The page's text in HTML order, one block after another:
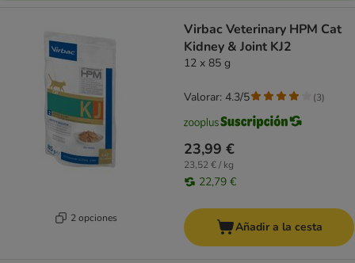
2 opciones
Virbac Veterinary HPM Cat
Kidney & Joint KJ2
12 x 85 g
23,99 €
23,52 € / kg
22,79 €
Valorar: 4.3/5 (3)
Añadir a la cesta